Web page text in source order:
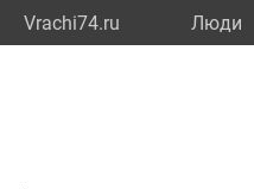
Vrachi74.ru Люди